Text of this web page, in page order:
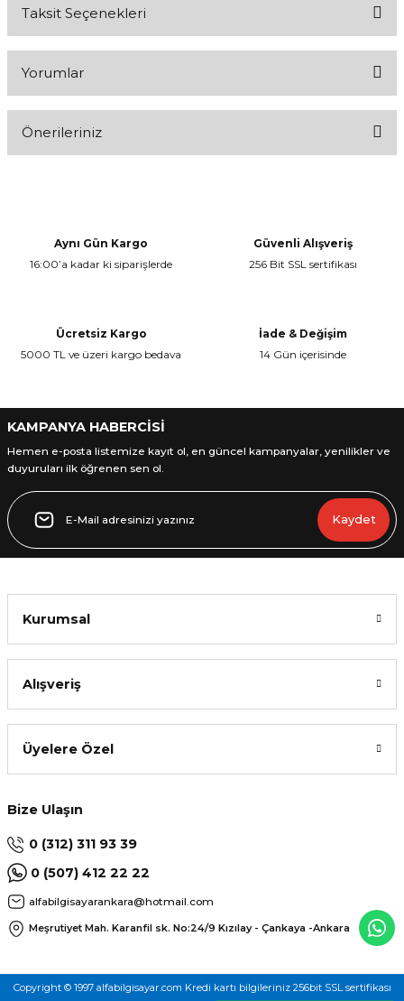
Taksit Seçenekleri
Yorumlar
Önerileriniz
Ürün resmi kalitesiz, bozuk veya görüntülenemiyor.
Gönder
Aynı Gün Kargo
16:00’a kadar ki siparişlerde
Güvenli Alışveriş
256 Bit SSL sertifikası
Ücretsiz Kargo
5000 TL ve üzeri kargo bedava
İade & Değişim
14 Gün içerisinde
KAMPANYA HABERCİSİ
Hemen e-posta listemize kayıt ol, en güncel kampanyalar, yenilikler ve
duyuruları ilk öğrenen sen ol.
Kaydet
Kurumsal
Alışveriş
Üyelere Özel
Bize Ulaşın
0 (312) 311 93 39
0 (507) 412 22 22
alfabilgisayarankara@hotmail.com
Meşrutiyet Mah. Karanfil sk. No:24/9 Kızılay - Çankaya -Ankara
Copyright © 1997 alfabilgisayar.com Kredi kartı bilgileriniz 256bit SSL sertifikası